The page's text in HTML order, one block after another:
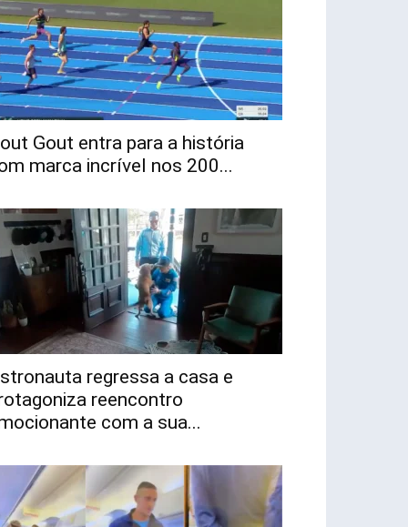
Gout entra para a história
marca incrível nos 200...
regressa a casa e
reencontro
com a sua...